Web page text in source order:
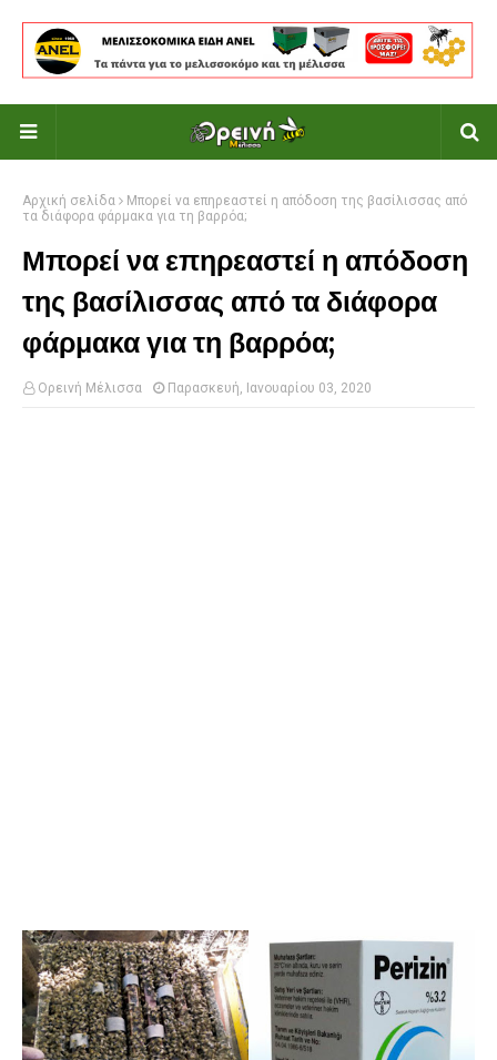
Αρχική σελίδα
Μπορεί να επηρεαστεί η απόδοση της βασίλισσας από
τα διάφορα φάρμακα για τη βαρρόα;
Μπορεί να επηρεαστεί η απόδοση
της βασίλισσας από τα διάφορα
φάρμακα για τη βαρρόα;
Ορεινή Μέλισσα Παρασκευή, Ιανουαρίου 03, 2020